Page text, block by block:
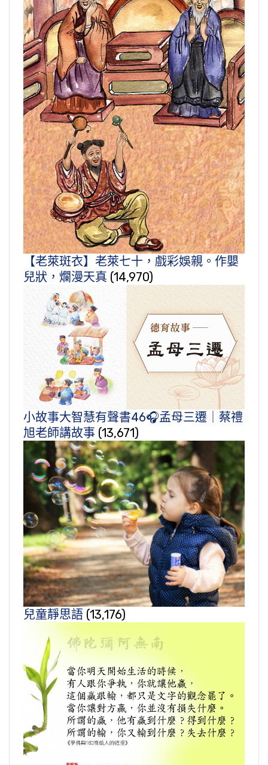
【老萊斑衣】老萊七十，戲彩娛親。作嬰
兒狀，爛漫天真 (14,970)
小故事大智慧有聲書46🎧孟母三遷｜蔡禮
旭老師講故事 (13,671)
兒童靜思語 (13,176)